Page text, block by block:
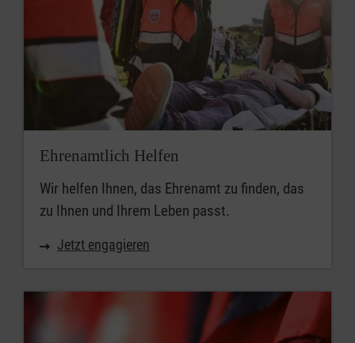
Ehrenamtlich Helfen
Wir helfen Ihnen, das Ehrenamt zu finden, das
zu Ihnen und Ihrem Leben passt.
Jetzt engagieren